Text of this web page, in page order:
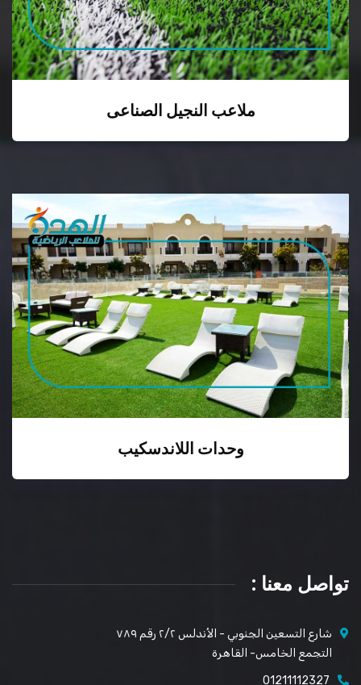
ملاعب النجيل الصناعى
وحدات اللاندسكيب
تواصل معنا :
شارع التسعين الجنوبي - الأندلس ٢/٢ رقم ٧٨٩
التجمع الخامس- القاهرة
01211112327